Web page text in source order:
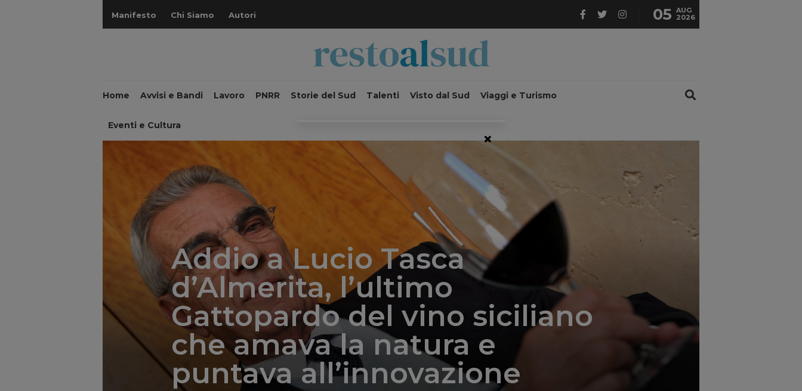
Manifesto Chi Siamo Autori 05 AUG
2026
Home Avvisi e Bandi Lavoro PNRR Storie del Sud Talenti Visto dal Sud Viaggi e Turismo
Eventi e Cultura
';
Addio a Lucio Tasca
d’Almerita, l’ultimo
Gattopardo del vino siciliano
che amava la natura e
puntava all’innovazione
×